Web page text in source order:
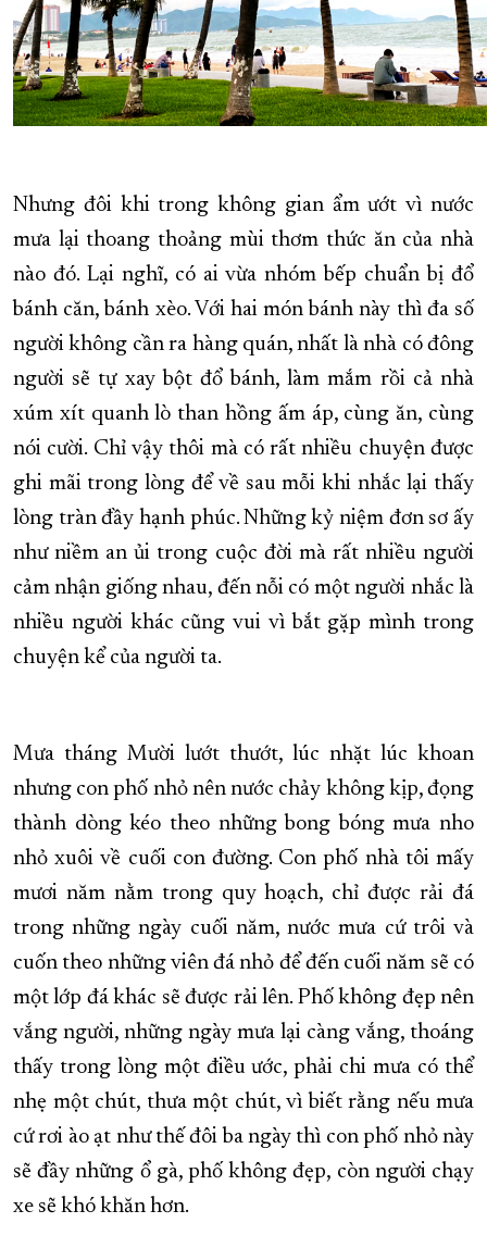
Nhưng đôi khi trong không gian ẩm ướt vì nước
mưa lại thoang thoảng mùi thơm thức ăn của nhà
nào đó. Lại nghĩ, có ai vừa nhóm bếp chuẩn bị đổ
bánh căn, bánh xèo. Với hai món bánh này thì đa số
người không cần ra hàng quán, nhất là nhà có đông
người sẽ tự xay bột đổ bánh, làm mắm rồi cả nhà
xúm xít quanh lò than hồng ấm áp, cùng ăn, cùng
nói cười. Chỉ vậy thôi mà có rất nhiều chuyện được
ghi mãi trong lòng để về sau mỗi khi nhắc lại thấy
lòng tràn đầy hạnh phúc. Những kỷ niệm đơn sơ ấy
như niềm an ủi trong cuộc đời mà rất nhiều người
cảm nhận giống nhau, đến nỗi có một người nhắc là
nhiều người khác cũng vui vì bắt gặp mình trong
chuyện kể của người ta.
Mưa tháng Mười lướt thướt, lúc nhặt lúc khoan
nhưng con phố nhỏ nên nước chảy không kịp, đọng
thành dòng kéo theo những bong bóng mưa nho
nhỏ xuôi về cuối con đường. Con phố nhà tôi mấy
mươi năm nằm trong quy hoạch, chỉ được rải đá
trong những ngày cuối năm, nước mưa cứ trôi và
cuốn theo những viên đá nhỏ để đến cuối năm sẽ có
một lớp đá khác sẽ được rải lên. Phố không đẹp nên
vắng người, những ngày mưa lại càng vắng, thoáng
thấy trong lòng một điều ước, phải chi mưa có thể
nhẹ một chút, thưa một chút, vì biết rằng nếu mưa
cứ rơi ào ạt như thế đôi ba ngày thì con phố nhỏ này
sẽ đầy những ổ gà, phố không đẹp, còn người chạy
xe sẽ khó khăn hơn.